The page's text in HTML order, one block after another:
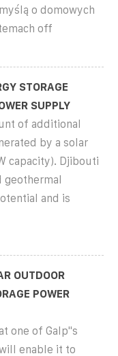
o domowych
off
STORAGE
SUPPLY
of additional
by a solar
capacity). Djibouti
geothermal
and is
OUTDOOR
POWER
one of Galp''s
enable it to